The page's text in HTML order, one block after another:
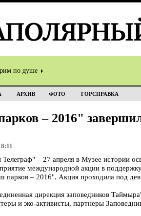
по душе
АРХИВ ФОТО ГОРСПРАВКА
– 2016"
– 27 апреля в Музее истории
международной акции в
парков – 2016". Акция проходила под
дирекция заповедников
и эко-активисты, партнеры